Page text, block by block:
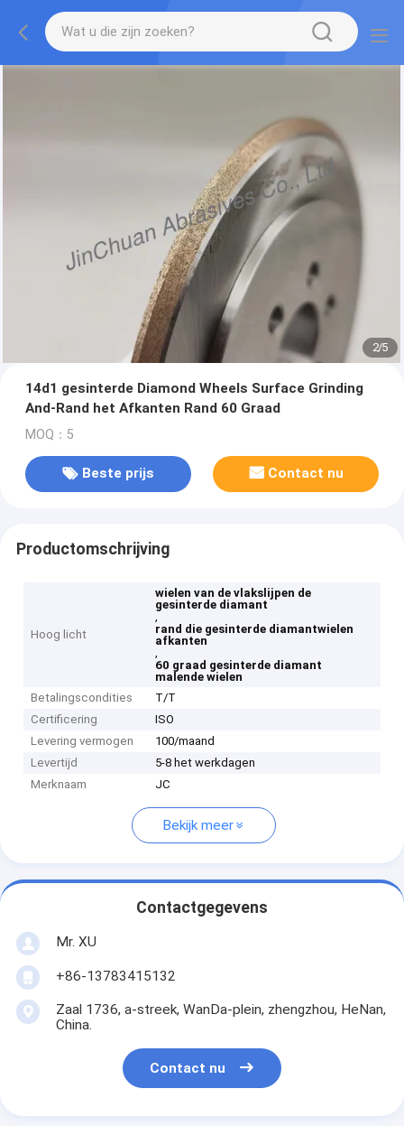
2/5
14d1 gesinterde Diamond Wheels Surface Grinding
And-Rand het Afkanten Rand 60 Graad
MOQ：5
Beste prijs Contact nu
Productomschrijving
Hoog licht
wielen van de vlakslijpen de
gesinterde diamant
,
rand die gesinterde diamantwielen
afkanten
,
60 graad gesinterde diamant
malende wielen
Betalingscondities
T/T
Certificering
ISO
Levering vermogen
100/maand
Levertijd
5-8 het werkdagen
Merknaam
JC
Bekijk meer
Contactgegevens
Mr. XU
+86-13783415132
Zaal 1736, a-streek, WanDa-plein, zhengzhou, HeNan,
China.
Contact nu